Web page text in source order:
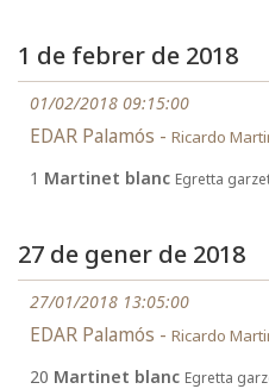
1 de febrer de 2018
01/02/2018 09:15:00
EDAR Palamós - Ricardo
1 Martinet blanc Egretta
27 de gener de 2018
27/01/2018 13:05:00
EDAR Palamós - Ricardo
20 Martinet blanc Egretta